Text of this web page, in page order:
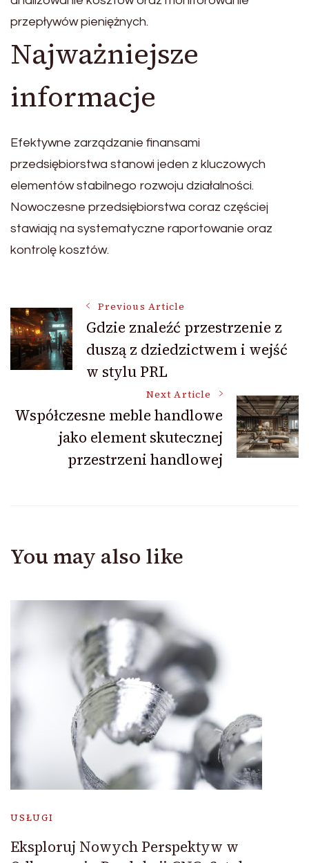
przepływów pieniężnych.
Najważniejsze
informacje
Efektywne zarządzanie finansami
przedsiębiorstwa stanowi jeden z kluczowych
elementów stabilnego rozwoju działalności.
Nowoczesne przedsiębiorstwa coraz częściej
stawiają na systematyczne raportowanie oraz
kontrolę kosztów.
Post
Navigation
Previous Article
Gdzie znaleźć przestrzenie z
duszą z dziedzictwem i wejść
w stylu PRL
Next Article
Współczesne meble handlowe
jako element skutecznej
przestrzeni handlowej
You may also like
USŁUGI
Eksploruj Nowych Perspektyw w